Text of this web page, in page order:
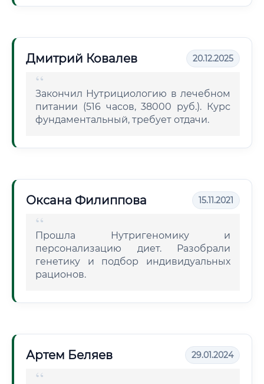
Дмитрий Ковалев 20.12.2025
Закончил Нутрициологию в лечебном
питании (516 часов, 38000 руб.). Курс
фундаментальный, требует отдачи.
Оксана Филиппова 15.11.2021
Прошла Нутригеномику и
персонализацию диет. Разобрали
генетику и подбор индивидуальных
рационов.
Артем Беляев 29.01.2024